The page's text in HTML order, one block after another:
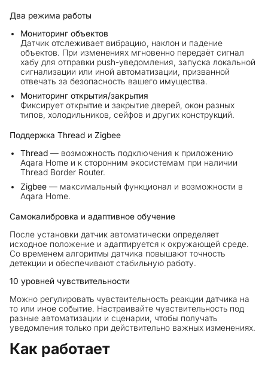
Два режима работы
Мониторинг объектов
Датчик отслеживает вибрацию, наклон и падение
объектов. При изменениях мгновенно передаёт сигнал
хабу для отправки push-уведомления, запуска локальной
сигнализации или иной автоматизации, призванной
отвечать за безопасность вашего имущества.
Мониторинг открытия/закрытия
Фиксирует открытие и закрытие дверей, окон разных
типов, холодильников, сейфов и других конструкций.
Поддержка Thread и Zigbee
Thread— возможность подключения к приложению
Aqara Home и к сторонним экосистемам при наличии
Thread Border Router.
Zigbee— максимальный функционал и возможности в
Aqara Home.
Самокалибровка и адаптивное обучение
После установки датчик автоматически определяет
исходное положение и адаптируется к окружающей среде.
Со временем алгоритмы датчика повышают точность
детекции и обеспечивают стабильную работу.
10 уровней чувствительности
Можно регулировать чувствительность реакции датчика на
то или иное событие. Настраивайте чувствительность под
разные автоматизации и сценарии, чтобы получать
уведомления только при действительно важных изменениях.
Как работает